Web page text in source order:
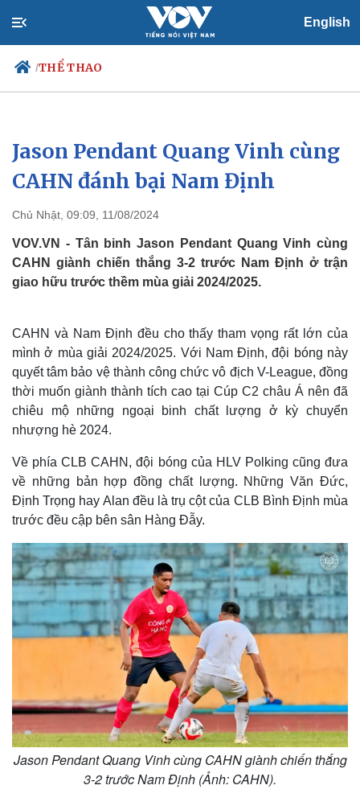
English
/THỂ THAO
Chính trị
Đảng
Tổ chức nhân sự
Nhận diện sự thật
Xã hội
Tin 24h
Dự báo thời tiết
Việc làm
Biển đảo
Jason Pendant Quang Vinh cùng
CAHN đánh bại Nam Định
Chủ Nhật, 09:09, 11/08/2024
VOV.VN - Tân binh Jason Pendant Quang Vinh cùng
CAHN giành chiến thắng 3-2 trước Nam Định ở trận
giao hữu trước thềm mùa giải 2024/2025.
CAHN và Nam Định đều cho thấy tham vọng rất lớn của
mình ở mùa giải 2024/2025. Với Nam Định, đội bóng này
quyết tâm bảo vệ thành công chức vô địch V-League, đồng
thời muốn giành thành tích cao tại Cúp C2 châu Á nên đã
chiêu mộ những ngoại binh chất lượng ở kỳ chuyển
nhượng hè 2024.
Về phía CLB CAHN, đội bóng của HLV Polking cũng đưa
về những bản hợp đồng chất lượng. Những Văn Đức,
Định Trọng hay Alan đều là trụ cột của CLB Bình Định mùa
trước đều cập bên sân Hàng Đẫy.
Jason Pendant Quang Vinh cùng CAHN giành chiến thắng
3-2 trước Nam Định (Ảnh: CAHN).